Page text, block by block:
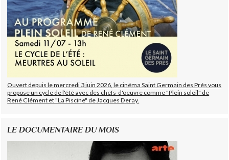
Ouvert depuis le mercredi 3 juin 2026, le cinéma Saint Germain des Prés vous
propose un cycle de l'été avec des chefs-d'oeuvre comme "Plein soleil" de
René Clément et "La Piscine" de Jacques Deray.
LE DOCUMENTAIRE DU MOIS